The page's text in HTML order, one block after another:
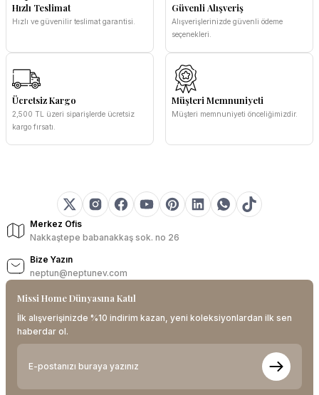
Hızlı Teslimat
Hızlı ve güvenilir teslimat garantisi.
Güvenli Alışveriş
Alışverişlerinizde güvenli ödeme
seçenekleri.
Ücretsiz Kargo
2,500 TL üzeri siparişlerde ücretsiz
kargo fırsatı.
Müşteri Memnuniyeti
Müşteri memnuniyeti önceliğimizdir.
Merkez Ofis
Nakkaştepe babanakkaş sok. no 26
Bize Yazın
neptun@neptunev.com
Missi Home Dünyasına Katıl
İlk alışverişinizde %10 indirim kazan, yeni koleksiyonlardan ilk sen
haberdar ol.